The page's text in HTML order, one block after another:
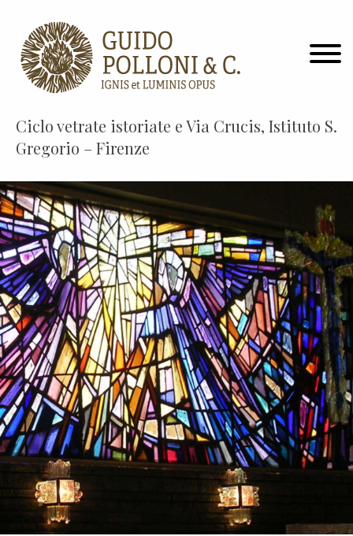
Ciclo vetrate istoriate e Via Crucis, Istituto S.
Gregorio – Firenze